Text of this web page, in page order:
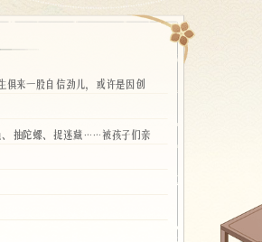
俱来一股自信劲儿，或许是因创
、抽陀螺、捉迷藏……被孩子们亲